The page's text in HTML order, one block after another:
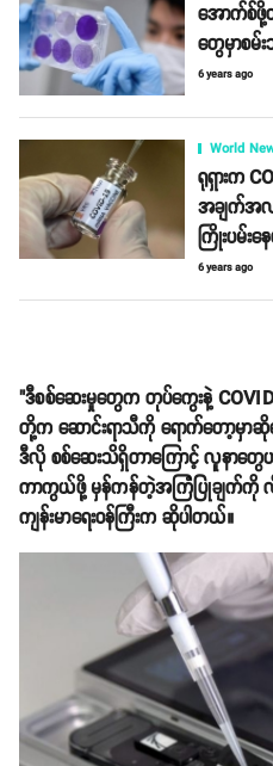
အောက်စ်
တွေမှာစမ်း
6 years ago
World
ရုရှားက
အချက်အလ
ကြိုးပမ်းန
6 years ago
"ဒီစစ်ဆေးမှုတွေက တုပ်ကွေးနဲ့
တို့က ဆောင်းရာသီကို ရောက်တော့မှာဆို
ဒီလို စစ်ဆေးသိရှိတာကြောင့် လူနာ
ကာကွယ်ဖို့ မှန်ကန်တဲ့အကြံပြုချက်ကို
ကျန်းမာရေးဝန်ကြီးက ဆိုပါတယ်။